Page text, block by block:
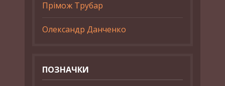
Прімож Трубар
Олександр Данченко
ПОЗНАЧКИ